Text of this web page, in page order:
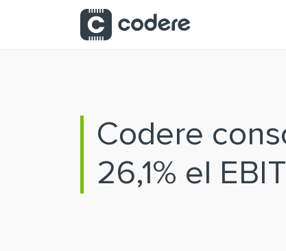
Saltar al contenido principal
Codere
26,1% el